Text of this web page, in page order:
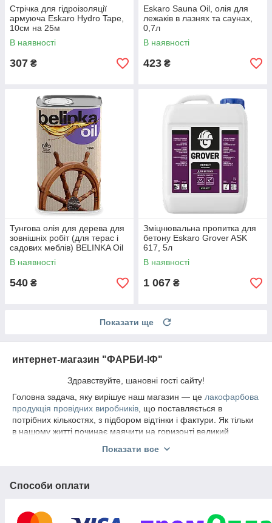
Стрічка для гідроізоляції
армуюча Eskaro Hydro Tape,
10см на 25м
В наявності
307 ₴
Eskaro Sauna Oil, олія для
лежаків в лазнях та саунах,
0,7л
В наявності
423 ₴
Тунгова олія для дерева для
зовнішніх робіт (для терас і
садових меблів) BELINKA Oil
Tung, 0,5л
В наявності
540 ₴
Зміцнювальна пропитка для
бетону Eskaro Grover ASK
617, 5л
В наявності
1 067 ₴
Показати ще
интернет-магазин "ФАРБИ-ІФ"
Здравствуйте, шановні гості сайту!
Головна задача, яку вирішує наш магазин — це лакофарбова
продукція провідних виробників , що поставляється в
потрібних кількостях, з підбором відтінки і фактури. Як тільки
в нашому житті починає маячити на горизонті великий
самостійно потягнути вибір і планування, зупинитися на
фарбою, на якому ви замовите кілька банок, а натрапити на
найбільш поєднання гами, подбирающего для ваших кімнат
Показати все
Способи оплати